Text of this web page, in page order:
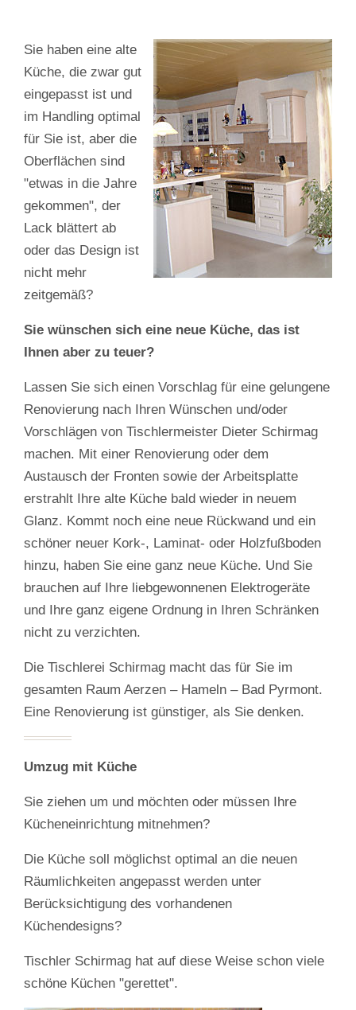
Sie haben eine alte
Küche, die zwar gut
eingepasst ist und
im Handling optimal
für Sie ist, aber die
Oberflächen sind
"etwas in die Jahre
gekommen", der
Lack blättert ab
oder das Design ist
nicht mehr
zeitgemäß?
Sie wünschen sich eine neue Küche, das ist
Ihnen aber zu teuer?
Lassen Sie sich einen Vorschlag für eine gelungene
Renovierung nach Ihren Wünschen und/oder
Vorschlägen von Tischlermeister Dieter Schirmag
machen. Mit einer Renovierung oder dem
Austausch der Fronten sowie der Arbeitsplatte
erstrahlt Ihre alte Küche bald wieder in neuem
Glanz. Kommt noch eine neue Rückwand und ein
schöner neuer Kork-, Laminat- oder Holzfußboden
hinzu, haben Sie eine ganz neue Küche. Und Sie
brauchen auf Ihre liebgewonnenen Elektrogeräte
und Ihre ganz eigene Ordnung in Ihren Schränken
nicht zu verzichten.
Die Tischlerei Schirmag macht das für Sie im
gesamten Raum Aerzen – Hameln – Bad Pyrmont.
Eine Renovierung ist günstiger, als Sie denken.
Umzug mit Küche
Sie ziehen um und möchten oder müssen Ihre
Kücheneinrichtung mitnehmen?
Die Küche soll möglichst optimal an die neuen
Räumlichkeiten angepasst werden unter
Berücksichtigung des vorhandenen
Küchendesigns?
Tischler Schirmag hat auf diese Weise schon viele
schöne Küchen "gerettet".